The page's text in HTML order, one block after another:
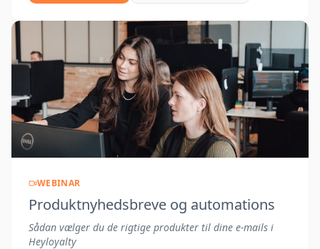
WEBINAR
Produktnyhedsbreve og automations
Sådan vælger du de rigtige produkter til dine e-mails i
Heyloyalty